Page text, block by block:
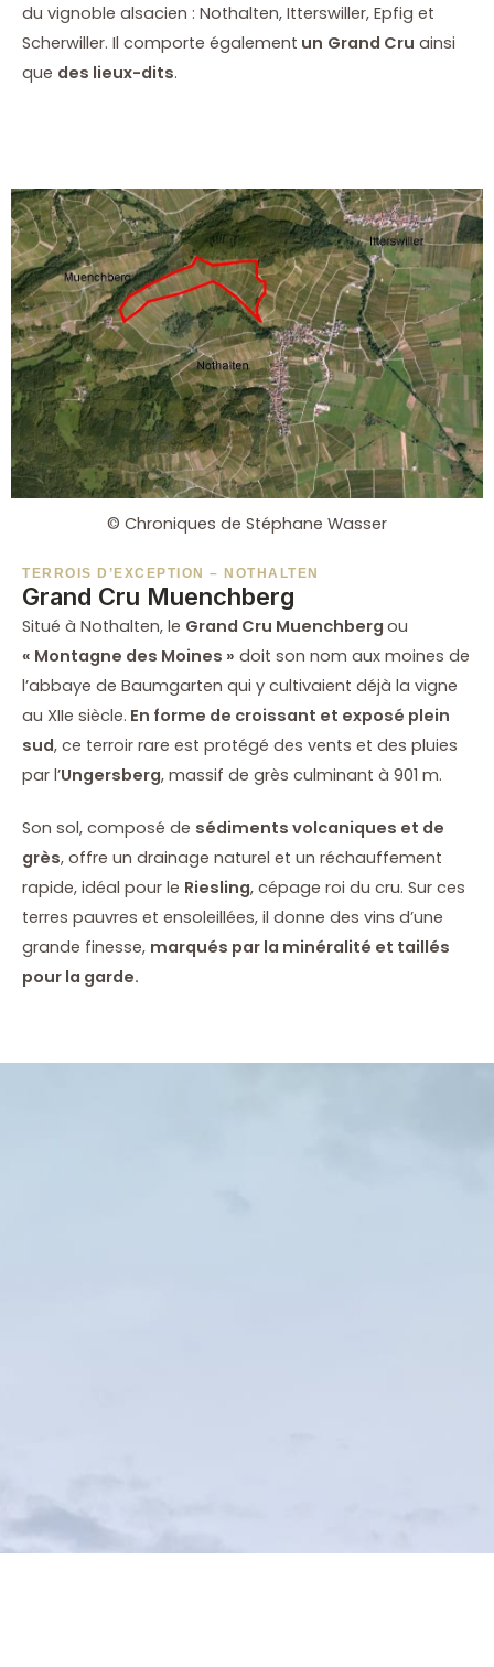
du vignoble alsacien : Nothalten, Itterswiller, Epfig et
Scherwiller. Il comporte également un Grand Cru ainsi
que des lieux-dits.
© Chroniques de Stéphane Wasser
TERROIS D’EXCEPTION – NOTHALTEN
Grand Cru Muenchberg
Situé à Nothalten, le Grand Cru Muenchberg ou
« Montagne des Moines » doit son nom aux moines de
l’abbaye de Baumgarten qui y cultivaient déjà la vigne
au XIIe siècle. En forme de croissant et exposé plein
sud, ce terroir rare est protégé des vents et des pluies
par l’Ungersberg, massif de grès culminant à 901 m.
Son sol, composé de sédiments volcaniques et de
grès, offre un drainage naturel et un réchauffement
rapide, idéal pour le Riesling, cépage roi du cru. Sur ces
terres pauvres et ensoleillées, il donne des vins d’une
grande finesse, marqués par la minéralité et taillés
pour la garde.